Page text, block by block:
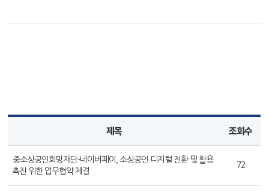
제목 조회수
중소상공인희망재단-네이버페이, 소상공인 디지털 전환 및 활용
촉진 위한 업무협약 체결
72